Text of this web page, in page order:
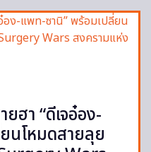
ฮา “ดีเจอ๋อง-
นโหมดสายลุย